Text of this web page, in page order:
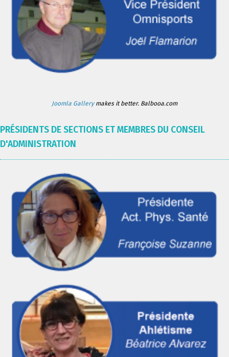
Joomla Gallerymakes it better. Balbooa.com
PRÉSIDENTS DE SECTIONS ET MEMBRES DU CONSEIL
D'ADMINISTRATION